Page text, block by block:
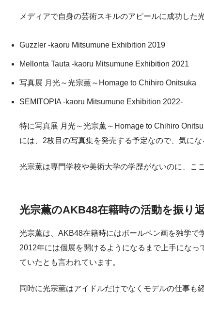
メディアで自身の芸術スキルのアピールに成功した
Guzzler ‐kaoru Mitsumune Exhibition 2019
Mellonta Tauta ‐kaoru Mitsumune Exhibition 2021
写真展 月光～光宗薫～Homage to Chihiro Onitsuka
SEMITOPIA ‐kaoru Mitsumune Exhibition 2022‐
特に写真展 月光～光宗薫～Homage to Chihiro
には、2枚目の写真集を発売する予定なので、気に
光宗薫は専門学校や美術大学の学歴がないのに、こ
光宗薫のAKB48在籍時の活動を振り
光宗薫は、AKB48在籍時にはボールペン画を独学で
2012年には個展を開けるようになるまで上手にな
ていたとも言われています。
同時に光宗薫はアイドルだけでなくモデルの仕事も